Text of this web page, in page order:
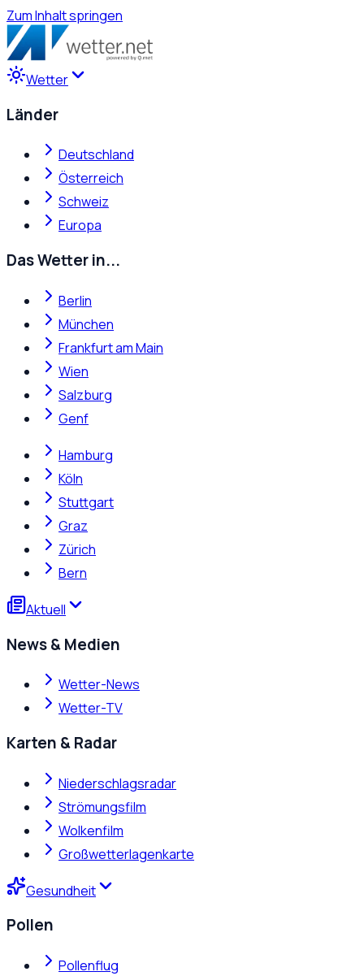
Zum Inhalt springen
Wetter
Länder
Deutschland
Österreich
Schweiz
Europa
Das Wetter in...
Berlin
München
Frankfurt am Main
Wien
Salzburg
Genf
Hamburg
Köln
Stuttgart
Graz
Zürich
Bern
Aktuell
News & Medien
Wetter-News
Wetter-TV
Karten & Radar
Niederschlagsradar
Strömungsfilm
Wolkenfilm
Großwetterlagenkarte
Gesundheit
Pollen
Pollenflug